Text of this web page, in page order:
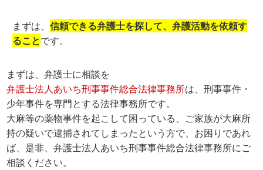
まずは、信頼できる弁護士を探して、弁護活動を依頼す
ることです。
まずは、弁護士に相談を
弁護士法人あいち刑事事件総合法律事務所は、刑事事件・
少年事件を専門とする法律事務所です。
大麻等の薬物事件を起こして困っている、ご家族が大麻所
持の疑いで逮捕されてしまったという方で、お困りであれ
ば、是非、弁護士法人あいち刑事事件総合法律事務所にご
相談ください。